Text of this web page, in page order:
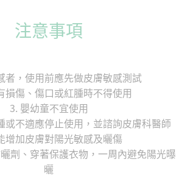
注意事項
者，使用前應先做皮膚敏感測試
損傷、傷口或紅腫時不得使用
3. 嬰幼童不宜使用
或不適應停止使用，並諮詢皮膚科醫師
增加皮膚對陽光敏感及曬傷
劑、穿著保護衣物，一周內避免陽光曝
曬